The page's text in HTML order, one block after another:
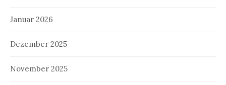
Januar 2026
Dezember 2025
November 2025